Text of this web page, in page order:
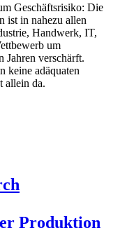
Geschäftsrisiko: Die
ist in nahezu allen
Handwerk, IT,
um
Jahren verschärft.
keine adäquaten
allein da.
Produktion